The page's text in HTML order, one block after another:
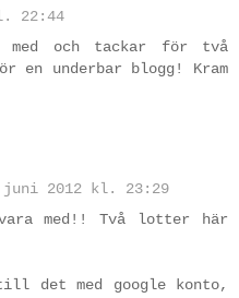
22:44
och tackar för två
en underbar blogg! Kram
juni 2012 kl. 23:29
med!! Två lotter här
det med google konto,